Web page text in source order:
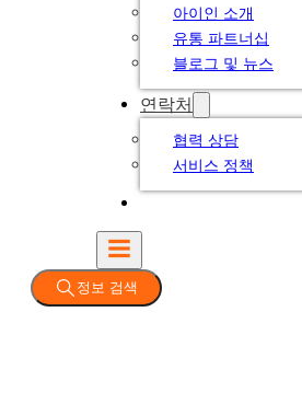
아이인 소개
유통 파트너십
블로그 및 뉴스
연락처
협력 상담
서비스 정책
정보 검색